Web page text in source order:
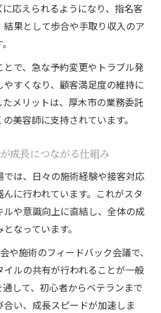
応えられるようになり、指名客
果として歩合や手取り収入のア
とで、急な予約変更やトラブル発
すくなり、顧客満足度の維持に
メリットは、厚木市の業務委託
美容師に支持されています。
成長につながる仕組み
は、日々の施術経験や接客対応
に行われています。これがスタ
ルや意識向上に直結し、全体の成
なっています。
や施術のフィードバック会議で、
ルの共有が行われることが一般
して、初心者からベテランまで
い、成長スピードが加速しま